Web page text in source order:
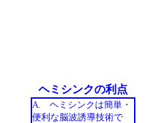
ヘミシンクの利点
A. ヘミシンクは簡単・
便利な脳波誘導技術で